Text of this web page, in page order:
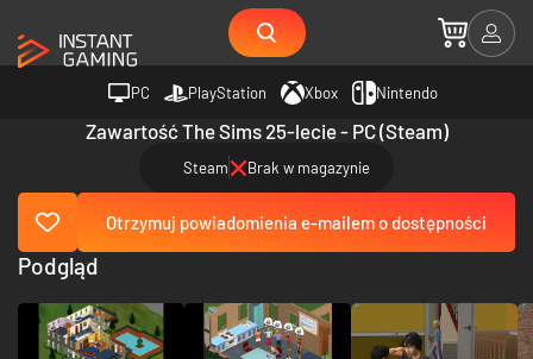
PC PlayStation Xbox Nintendo
Zawartość The Sims 25-lecie - PC (Steam)
Steam Brak w magazynie
Otrzymuj powiadomienia e-mailem o dostępności
Podgląd